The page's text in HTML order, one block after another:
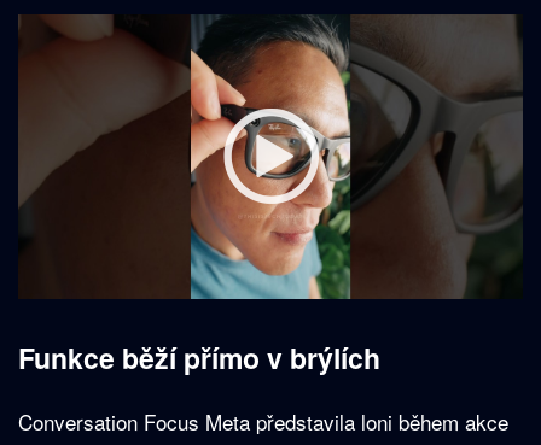
Funkce běží přímo v brýlích
Conversation Focus Meta představila loni během akce